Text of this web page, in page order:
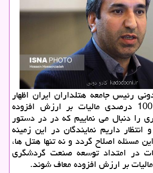
رئیس جامعه هتلداران ایران اظهار
داشت: معافیت 100 درصدی مالیات بر ارزش افزوده
را دنبال می نماییم كه در در دستور
داریم نمایندگان در این زمینه
مسئله اصلاح گردد و نه تنها هتل ها،
در امتداد توسعه صنعت گردشگری
بر ارزش افزوده معاف شوند.